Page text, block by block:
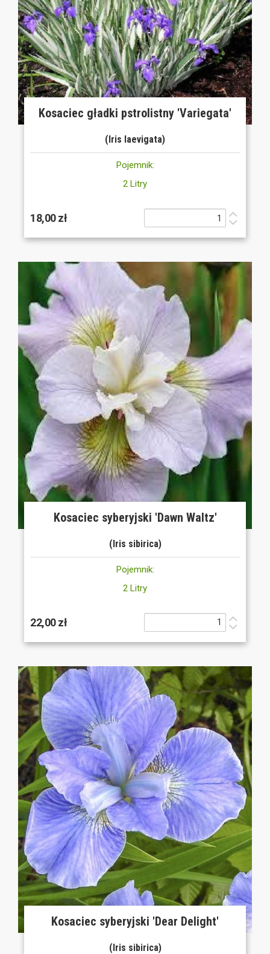
Kosaciec gładki pstrolistny 'Variegata'
(Iris laevigata)
Pojemnik:
2 Litry
18,00 zł
Kosaciec syberyjski 'Dawn Waltz'
(Iris sibirica)
Pojemnik:
2 Litry
22,00 zł
Kosaciec syberyjski 'Dear Delight'
(Iris sibirica)